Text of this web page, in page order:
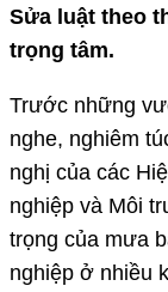
Sửa luật theo
trọng tâm.
Trước những
nghe, nghiêm
nghị của các
nghiệp và Môi
trọng của mưa
nghiệp ở nhiều